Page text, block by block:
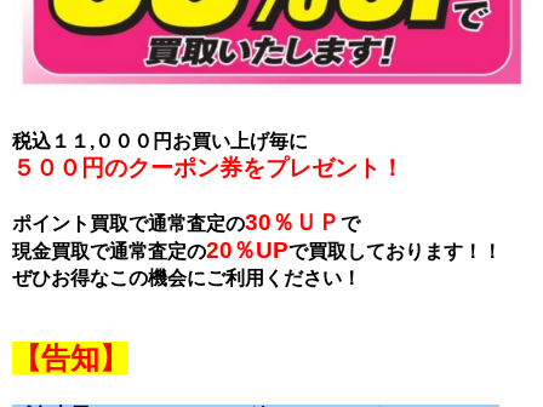
税込１１,０００円お買い上げ毎に
５００円のクーポン券をプレゼント！
ポイント買取で通常査定の30％ＵＰ で
現金買取で通常査定の20％UPで買取しております！！
ぜひお得なこの機会にご利用ください！
【告知】